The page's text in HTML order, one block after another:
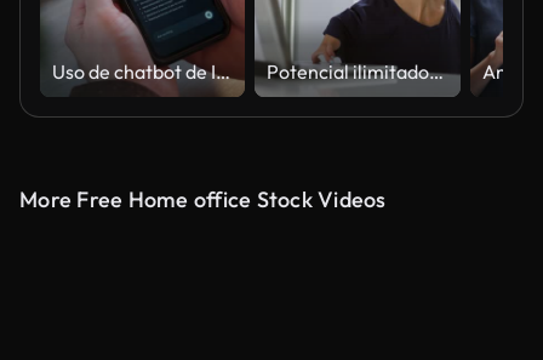
Uso de chatbot de IA en un smartphone en Workspace Potencial ilimitado: Abrazar el trabajo remoto con pasión y perseverancia de una mujer joven con discapacidad
More Free Home office Stock Videos